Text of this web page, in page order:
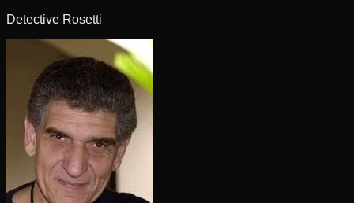
Detective Rosetti